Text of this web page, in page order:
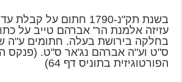
בשנת תק"נ-1790 חתום על
עזיזה אלמנת הר' אברהם טייב על
בחלקה בירושת בעלה. חתומים ע"ה
ס"ט וע"ה אברהם נג'אר ס"ט. (פנקס
הפורטוגיזית בתוניס דף 64)